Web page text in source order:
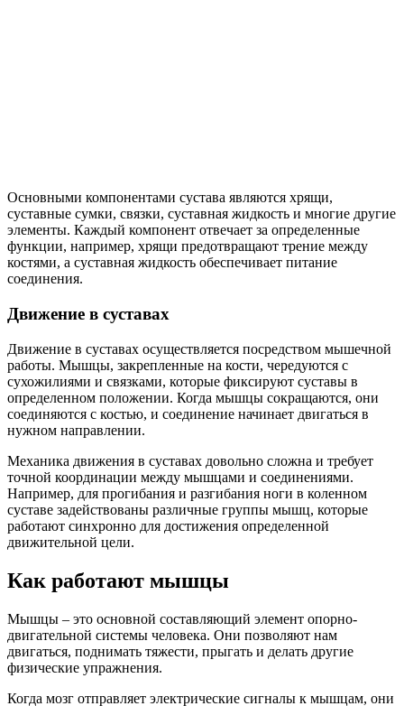
Основными компонентами сустава являются хрящи,
суставные сумки, связки, суставная жидкость и многие другие
элементы. Каждый компонент отвечает за определенные
функции, например, хрящи предотвращают трение между
костями, а суставная жидкость обеспечивает питание
соединения.
Движение в суставах
Движение в суставах осуществляется посредством мышечной
работы. Мышцы, закрепленные на кости, чередуются с
сухожилиями и связками, которые фиксируют суставы в
определенном положении. Когда мышцы сокращаются, они
соединяются с костью, и соединение начинает двигаться в
нужном направлении.
Механика движения в суставах довольно сложна и требует
точной координации между мышцами и соединениями.
Например, для прогибания и разгибания ноги в коленном
суставе задействованы различные группы мышц, которые
работают синхронно для достижения определенной
движительной цели.
Как работают мышцы
Мышцы – это основной составляющий элемент опорно-
двигательной системы человека. Они позволяют нам
двигаться, поднимать тяжести, прыгать и делать другие
физические упражнения.
Когда мозг отправляет электрические сигналы к мышцам, они